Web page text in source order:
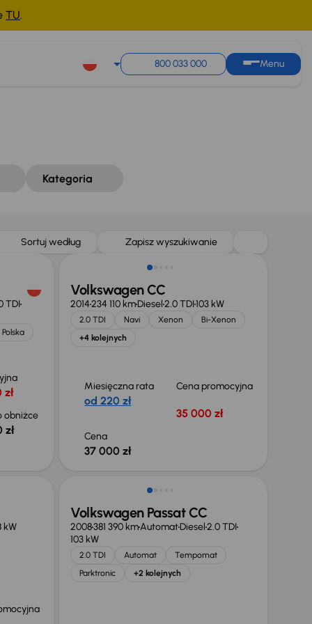
TU.
800 033 000 Menu
Kategoria
Sortuj według Zapisz wyszukiwanie
TDI
obniżce
zł
Volkswagen CC
2014234 110 kmDiesel2.0 TDI103 kW
2.0 TDI Navi Xenon
Bi-Xenon
+4 kolejnych
Miesięczna rata
od 220 zł
Cena promocyjna
35 000 zł
Cena
37 000 zł
kW
Volkswagen Passat CC
2008381 390 kmAutomatDiesel2.0 TDI
103 kW
2.0 TDI Automat
Tempomat
Parktronic
+2 kolejnych